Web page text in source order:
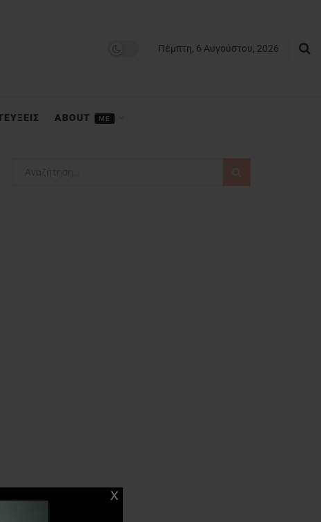
Πέμπτη, 6 Αυγούστου, 2026
ABOUT ME